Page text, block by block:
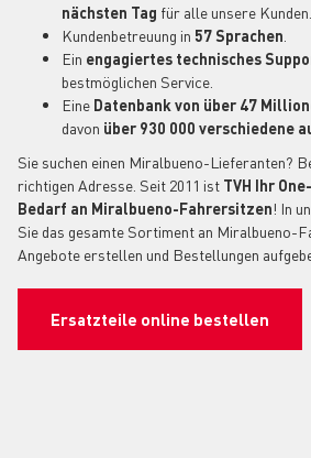
nächsten Tag für alle unsere Kunden.
Kundenbetreuung in 57 Sprachen
Ein engagiertes technisches
bestmöglichen Service.
Eine Datenbank von über 47
davon über 930 000 verschiedene
Sie suchen einen Miralbueno-Lieferanten?
richtigen Adresse. Seit 2011 ist TVH Ihr
Bedarf an Miralbueno-Fahrersitzen! In
Sie das gesamte Sortiment an Miralbueno-
Angebote erstellen und Bestellungen
Ersatzteile online bestellen